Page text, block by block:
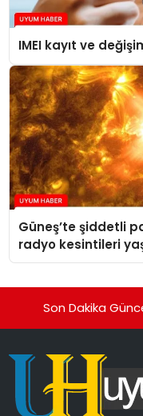
IMEI kayıt ve
Güneş’te şiddetli
radyo kesintileri
Son Dakika